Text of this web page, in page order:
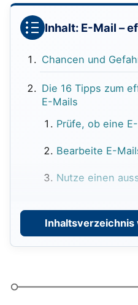
Inhalt: E-Mail –
Chancen und
Die 16 Tipps zum
E-Mails
Prüfe, ob eine
Bearbeite E-
Nutze einen
Reduziere das CC
Überarbeite